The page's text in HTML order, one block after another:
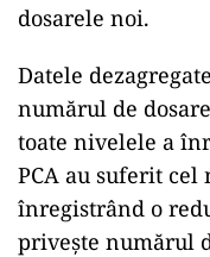
dosarele noi.
Datele
numărul de
toate nivelele a
PCA au suferit
înregistrând o
privește numărul